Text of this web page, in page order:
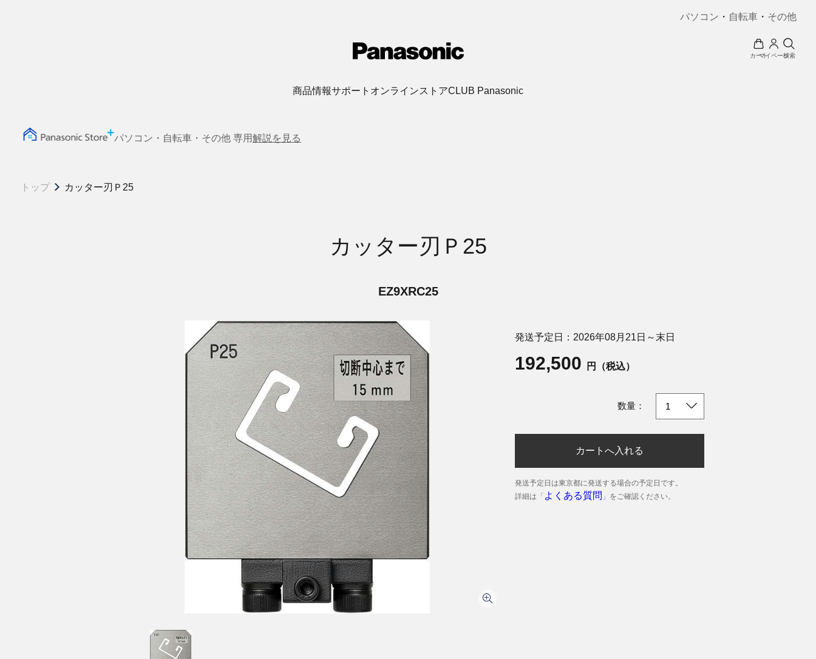
パソコン ・ 自転車 ・ その他
カートマイページ検索
商品情報サポート オンラインストアCLUB Panasonic
パソコン・自転車・その他 専用解説を見る
トップ カッター刃Ｐ25
カッター刃Ｐ25
EZ9XRC25
発送予定日：2026年08月21日～末日
192,500 円（税込）
数量：
カートへ入れる
発送予定日は東京都に発送する場合の予定日です。
詳細は「 よくある質問 」をご確認ください。